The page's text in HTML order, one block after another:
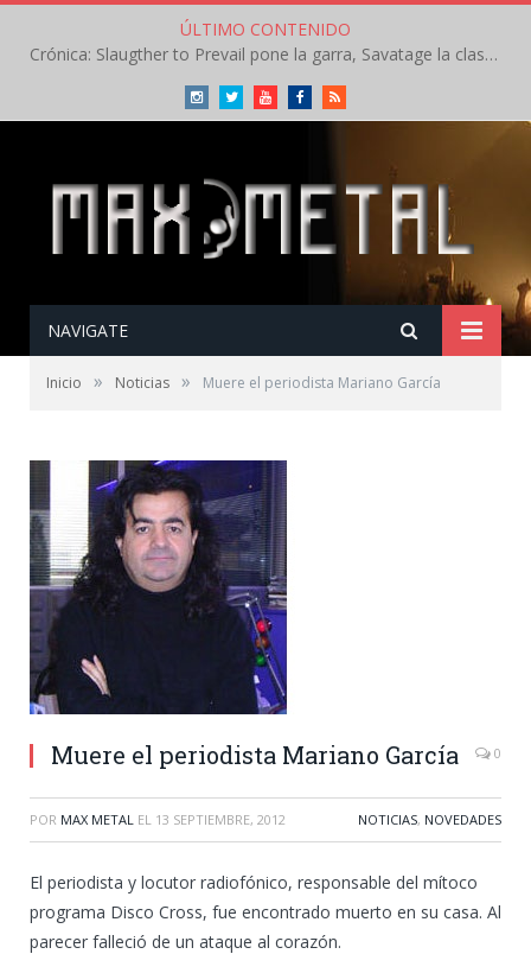
ÚLTIMO CONTENIDO
Crónica: Slaugther to Prevail pone la garra, Savatage la clase en la apertura del Leyendas del Rock – Miércoles – Agosto 2026
InstagramTwitterYoutubeFacebookRSS
NAVIGATE
Inicio » Noticias » Muere el periodista Mariano García
Muere el periodista Mariano García 0
POR MAX METAL EL 13 SEPTIEMBRE, 2012 NOTICIAS, NOVEDADES
El periodista y locutor radiofónico, responsable del mítoco
programa Disco Cross, fue encontrado muerto en su casa. Al
parecer falleció de un ataque al corazón.